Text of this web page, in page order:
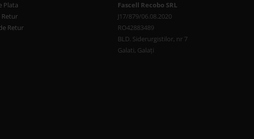
Plata
Retur
Retur
Fascell Recobo SRL
J17/879/06.08.2020
RO42883489
BLD. Siderurgistilor, nr 7
Galati, Galați